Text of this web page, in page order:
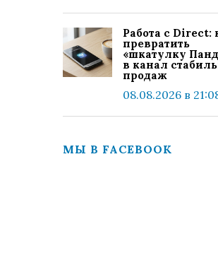
Работа с Direct:
превратить
«шкатулку
в канал
продаж
08.08.2026 в
МЫ В FACEBOOK